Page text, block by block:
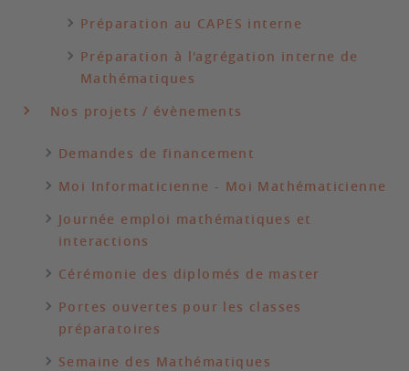
Préparation au CAPES interne
Préparation à l'agrégation interne de
Mathématiques
Nos projets / évènements
Demandes de financement
Moi Informaticienne - Moi Mathématicienne
Journée emploi mathématiques et
interactions
Cérémonie des diplomés de master
Portes ouvertes pour les classes
préparatoires
Semaine des Mathématiques